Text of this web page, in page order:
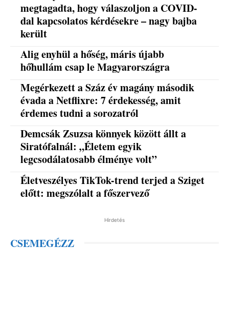
megtagadta, hogy válaszoljon a COVID-
dal kapcsolatos kérdésekre – nagy bajba
került
Alig enyhül a hőség, máris újabb
hőhullám csap le Magyarországra
Megérkezett a Száz év magány második
évada a Netflixre: 7 érdekesség, amit
érdemes tudni a sorozatról
Demcsák Zsuzsa könnyek között állt a
Siratófalnál: „Életem egyik
legcsodálatosabb élménye volt”
Életveszélyes TikTok-trend terjed a Sziget
előtt: megszólalt a főszervező
Hirdetés
CSEMEGÉZZ